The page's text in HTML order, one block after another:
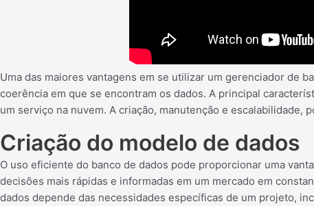
Uma das maiores vantagens em se utilizar um gerenciador de
coerência em que se encontram os dados. A principal
um serviço na nuvem. A criação, manutenção e
Criação do modelo de dados
O uso eficiente do banco de dados pode proporcionar uma
decisões mais rápidas e informadas em um mercado em
dados depende das necessidades específicas de um projeto,